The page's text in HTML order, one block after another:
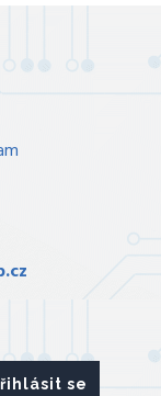
Přihlásit se